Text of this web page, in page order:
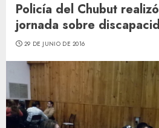
Policía del Chubut
jornada sobre
29 DE JUNIO DE 2016